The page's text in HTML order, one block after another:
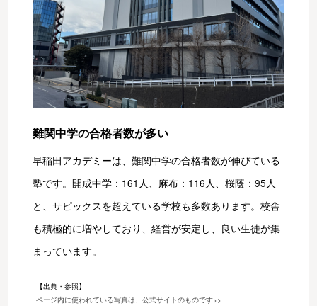
難関中学の合格者数が多い
早稲田アカデミーは、難関中学の合格者数が伸びている
塾です。開成中学：161人、麻布：116人、桜蔭：95人
と、サピックスを超えている学校も多数あります。校舎
も積極的に増やしており、経営が安定し、良い生徒が集
まっています。
【出典・参照】
ページ内に使われている写真は、公式サイトのものです>>